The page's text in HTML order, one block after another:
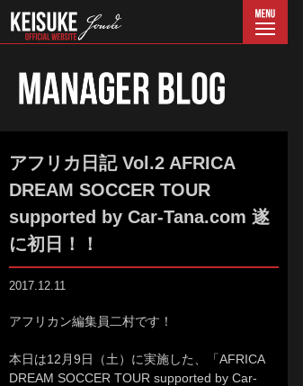
アフリカ日記 Vol.2 AFRICA
DREAM SOCCER TOUR
supported by Car-Tana.com 遂
に初日！！
2017.12.11
アフリカン編集員二村です！
本日は12月9日（土）に実施した、「AFRICA
DREAM SOCCER TOUR supported by Car-